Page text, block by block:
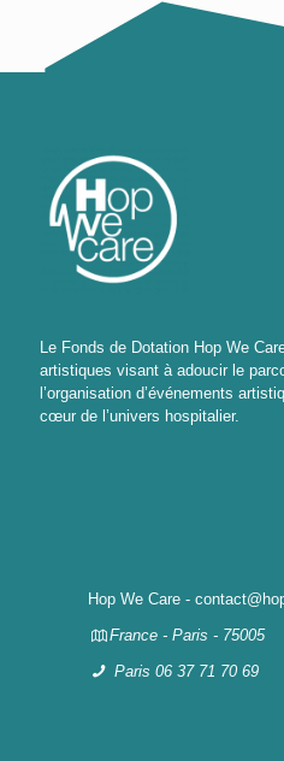
Le Fonds de Dotation Hop We
artistiques visant à adoucir le
l’organisation d’événements
cœur de l’univers hospitalier.
Hop We Care -
France - Paris - 75005
Paris 06 37 71 70 69